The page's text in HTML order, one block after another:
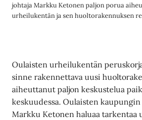
johtaja Markku Ketonen paljon porua
urheilukentän ja sen huoltorakennuksen
Oulaisten urheilukentän
sinne rakennettava uusi
aiheuttanut paljon keskustelua
keskuudessa. Oulaisten
Markku Ketonen haluaa tarkentaa